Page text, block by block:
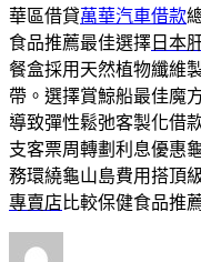
華區借貸萬華汽車借款
食品推薦最佳選擇 日本
餐盒採用天然植物纖維
帶。選擇賞鯨船最佳魔
導致彈性鬆弛客製化借
支客票周轉劃利息優惠
務環繞龜山島費用搭頂
專賣店比較保健食品推